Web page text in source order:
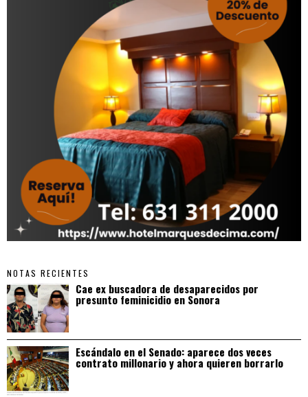
NOTAS RECIENTES
Cae ex buscadora de desaparecidos por
presunto feminicidio en Sonora
Escándalo en el Senado: aparece dos veces
contrato millonario y ahora quieren borrarlo